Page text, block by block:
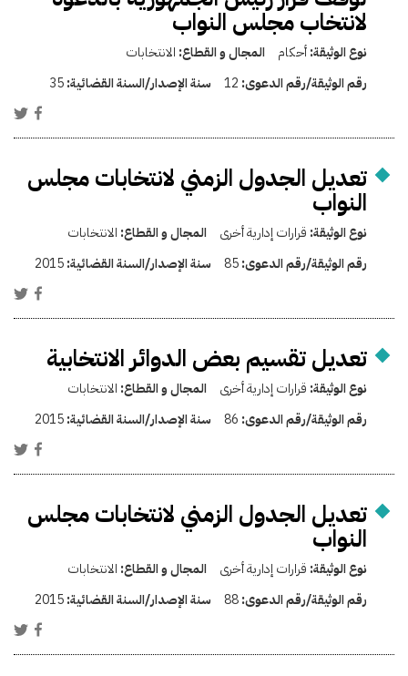
لانتخاب مجلس النواب
نوع الوثيقة:أحكام المجال و القطاع: الانتخابات
رقم الوثيقة/رقم الدعوى: 12 سنة الإصدار/السنة القضائية:35
تعديل الجدول الزمني لانتخابات مجلس
النواب
نوع الوثيقة: قرارات إدارية أخرى المجال و القطاع: الانتخابات
رقم الوثيقة/رقم الدعوى:85 سنة الإصدار/السنة القضائية:2015
تعديل تقسيم بعض الدوائر الانتخابية
نوع الوثيقة: قرارات إدارية أخرى المجال و القطاع: الانتخابات
رقم الوثيقة/رقم الدعوى: 86 سنة الإصدار/السنة القضائية:2015
تعديل الجدول الزمني لانتخابات مجلس
النواب
نوع الوثيقة: قرارات إدارية أخرى المجال و القطاع: الانتخابات
رقم الوثيقة/رقم الدعوى:88 سنة الإصدار/السنة القضائية:2015